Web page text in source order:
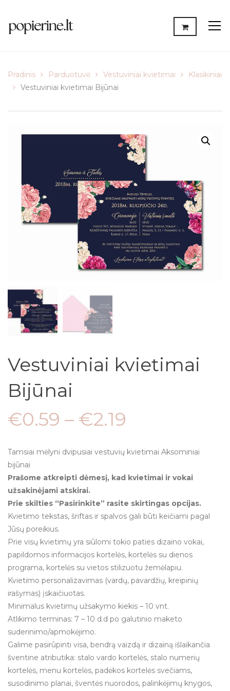
Pradinis Parduotuvė Vestuviniai kvietimai
Klasikiniai
Vestuviniai kvietimai Bijūnai
Vestuviniai kvietimai
Bijūnai
€0.59 – €2.19
Tamsiai mėlyni dvipusiai vestuvių kvietimai Aksominiai
bijūnai
Prašome atkreipti dėmesį, kad kvietimai ir vokai
užsakinėjami atskirai.
Prie skilties “Pasirinkite” rasite skirtingas opcijas.
Kvietimo tekstas, šriftas ir spalvos gali būti keičiami pagal
Jūsų poreikius.
Prie visų kvietimų yra siūlomi tokio paties dizaino vokai,
papildomos informacijos kortelės, kortelės su dienos
programa, kortelės su vietos stilizuotu žemėlapiu.
Kvietimo personalizavimas (vardų, pavardžių, kreipinių
irašymas) įskaičiuotas.
Minimalus kvietimų užsakymo kiekis – 10 vnt.
Atlikimo terminas: 7 – 10 d.d po galutinio maketo
suderinimo/apmokėjimo.
Galime pasirūpinti visa, bendrą vaizdą ir dizainą išlaikančia
šventine atributika: stalo vardo kortelės, stalo numerių
kortelės, menu kortelės, padėkos kortelės svečiams,
susodinimo planai, šventės nuorodos, palinkėjimų knygos,